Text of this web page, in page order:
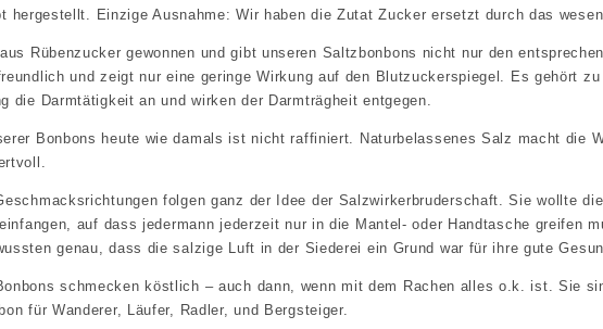
hergestellt. Einzige Ausnahme: Wir haben die Zutat Zucker ersetzt durch das
Rübenzucker gewonnen und gibt unseren Saltzbonbons nicht nur den
und zeigt nur eine geringe Wirkung auf den Blutzuckerspiegel. Es gehört
die Darmtätigkeit an und wirken der Darmträgheit entgegen.
Bonbons heute wie damals ist nicht raffiniert. Naturbelassenes Salz macht die
folgen ganz der Idee der Salzwirkerbruderschaft. Sie wollte
auf dass jedermann jederzeit nur in die Mantel- oder Handtasche greifen
genau, dass die salzige Luft in der Siederei ein Grund war für ihre gute
schmecken köstlich – auch dann, wenn mit dem Rachen alles o.k. ist. Sie
für Wanderer, Läufer, Radler, und Bergsteiger.